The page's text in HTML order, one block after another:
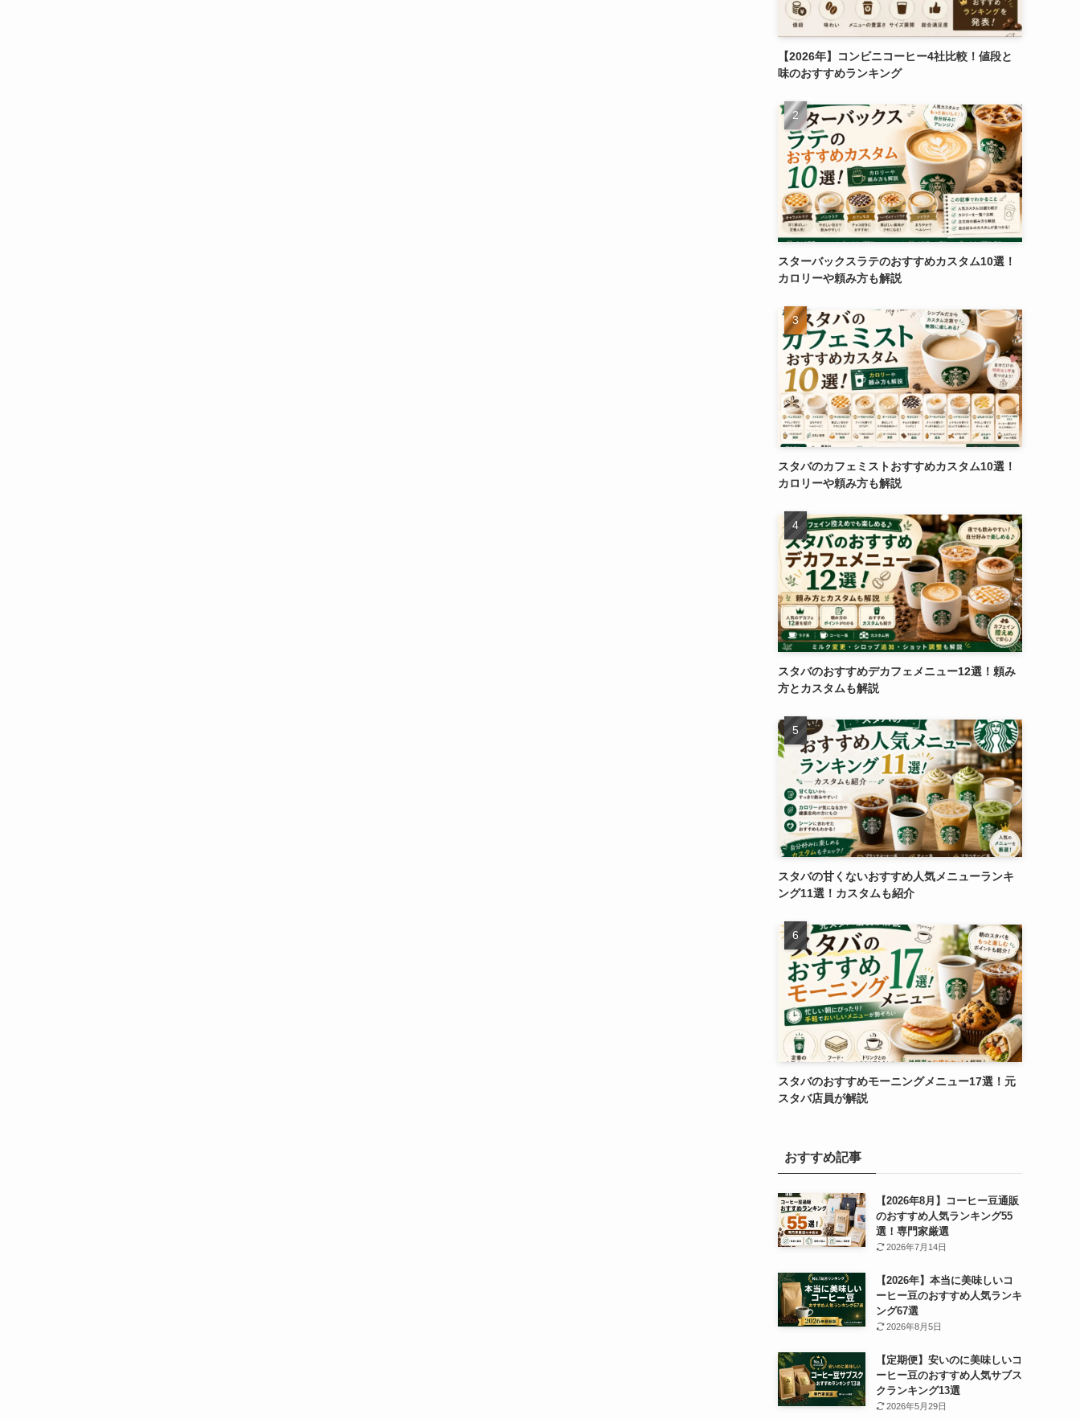
【2026年】コンビニコーヒー4社比較！値段と
味のおすすめランキング
スターバックスラテのおすすめカスタム10選！
カロリーや頼み方も解説
スタバのカフェミストおすすめカスタム10選！
カロリーや頼み方も解説
スタバのおすすめデカフェメニュー12選！頼み
方とカスタムも解説
スタバの甘くないおすすめ人気メニューランキ
ング11選！カスタムも紹介
スタバのおすすめモーニングメニュー17選！元
スタバ店員が解説
おすすめ記事
【2026年8月】コーヒー豆通販
のおすすめ人気ランキング55
選！専門家厳選
2026年7月14日
【2026年】本当に美味しいコ
ーヒー豆のおすすめ人気ランキ
ング67選
2026年8月5日
【定期便】安いのに美味しいコ
ーヒー豆のおすすめ人気サブス
クランキング13選
2026年5月29日